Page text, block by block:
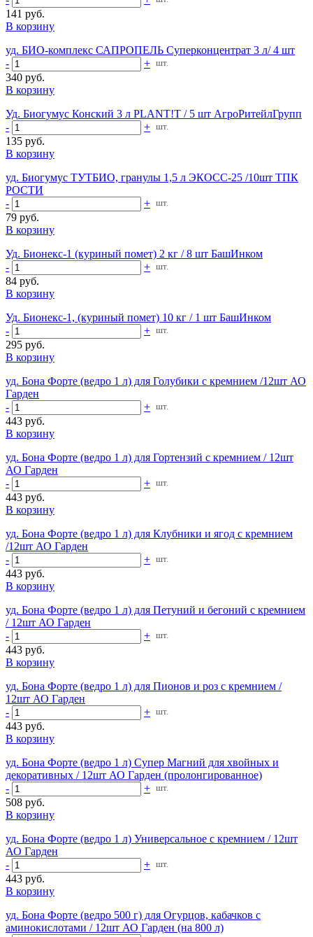
141 руб.
В корзину
уд. БИО-комплекс САПРОПЕЛЬ Суперконцентрат 3 л/ 4 шт
-
+ шт.
340 руб.
В корзину
Уд. Биогумус Конский 3 л PLANT!T / 5 шт АгроРитейлГрупп
-
+ шт.
135 руб.
В корзину
уд. Биогумус ТУТБИО, гранулы 1,5 л ЭКОСС-25 /10шт ТПК
РОСТИ
-
+ шт.
79 руб.
В корзину
Уд. Бионекс-1 (куриный помет) 2 кг / 8 шт БашИнком
-
+ шт.
84 руб.
В корзину
Уд. Бионекс-1, (куриный помет) 10 кг / 1 шт БашИнком
-
+ шт.
295 руб.
В корзину
уд. Бона Форте (ведро 1 л) для Голубики с кремнием /12шт АО
Гарден
-
+ шт.
443 руб.
В корзину
уд. Бона Форте (ведро 1 л) для Гортензий с кремнием / 12шт
АО Гарден
-
+ шт.
443 руб.
В корзину
уд. Бона Форте (ведро 1 л) для Клубники и ягод с кремнием
/12шт АО Гарден
-
+ шт.
443 руб.
В корзину
уд. Бона Форте (ведро 1 л) для Петуний и бегоний с кремнием
/ 12шт АО Гарден
-
+ шт.
443 руб.
В корзину
уд. Бона Форте (ведро 1 л) для Пионов и роз с кремнием /
12шт АО Гарден
-
+ шт.
443 руб.
В корзину
уд. Бона Форте (ведро 1 л) Супер Магний для хвойных и
декоративных / 12шт АО Гарден (пролонгированное)
-
+ шт.
508 руб.
В корзину
уд. Бона Форте (ведро 1 л) Универсальное с кремнием / 12шт
АО Гарден
-
+ шт.
443 руб.
В корзину
уд. Бона Форте (ведро 500 г) для Огурцов, кабачков с
аминокислотами / 12шт АО Гарден (на 800 л)